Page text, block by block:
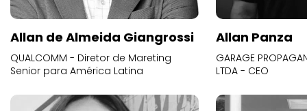
Allan de Almeida Giangrossi
QUALCOMM - Diretor de Mareting
Senior para América Latina
Allan Panza
GARAGE
LTDA - CEO